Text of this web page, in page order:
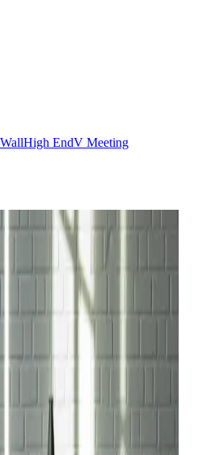
WallHigh EndV Meeting